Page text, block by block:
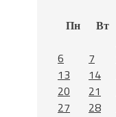
Пн
Вт
6
7
13
14
20
21
27
28